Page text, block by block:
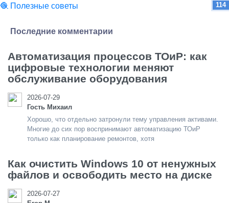
🧶 Полезные советы 114
Последние комментарии
Автоматизация процессов ТОиР: как
цифровые технологии меняют
обслуживание оборудования
2026-07-29
Гость Михаил
Хорошо, что отдельно затронули тему управления активами.
Многие до сих пор воспринимают автоматизацию ТОиР
только как планирование ремонтов, хотя
Как очистить Windows 10 от ненужных
файлов и освободить место на диске
2026-07-27